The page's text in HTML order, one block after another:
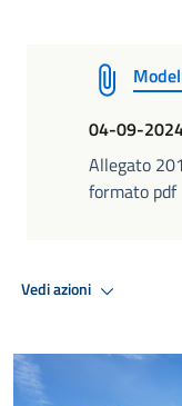
04-09-
Allegato
formato pdf
Vedi azioni